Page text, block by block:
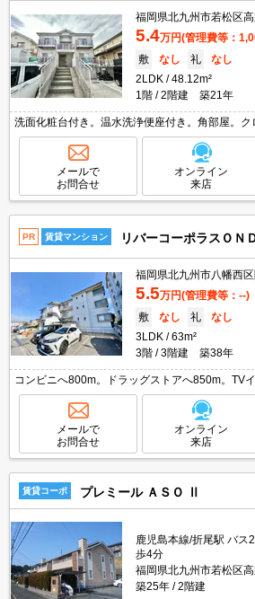
福岡県北九州市若松区
5.4万円(管理費等：
敷
なし 礼
なし
2LDK
48.12m²
1階
2階建 築21年
洗面化粧台付き。温水洗浄便座付き。角部屋。ク
濯機置場あり。敷金・礼金なし。仲介手数料家
業者あり。スーパーが近く(600m)買物便利。
メールで
お問合せ
オンライン
来店
PR 賃貸マンション リバーコーポラスＯＮ
福岡県北九州市八幡西
5.5万円(管理費等：--)
敷
なし 礼
なし
3LDK
63m²
3階
3階建 築38年
コンビニへ800m。ドラッグストアへ850m。TV
浄便座付き。
メールで
お問合せ
オンライン
来店
賃貸コーポ プレミール ＡＳＯ Ⅱ
鹿児島本線/折尾駅 バ
歩4分
福岡県北九州市若松区
築25年
2階建